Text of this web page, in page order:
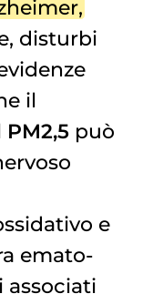
,
disturbi
il
PM2,5può
e
emato-
associati